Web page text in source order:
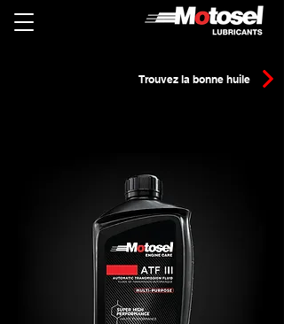
Trouvez la bonne huile